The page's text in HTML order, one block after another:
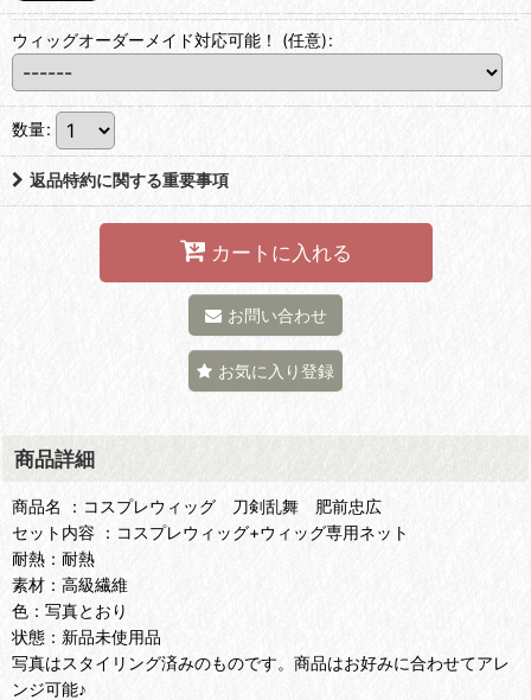
ウィッグオーダーメイド対応可能！ (任意):
数量:
返品特約に関する重要事項
カートに入れる
お問い合わせ
お気に入り登録
商品詳細
商品名 ：コスプレウィッグ 刀剣乱舞 肥前忠広
セット内容 ：コスプレウィッグ+ウィッグ専用ネット
耐熱：耐熱
素材：高級繊維
色：写真とおり
状態：新品未使用品
写真はスタイリング済みのものです。商品はお好みに合わせてアレ
ンジ可能♪